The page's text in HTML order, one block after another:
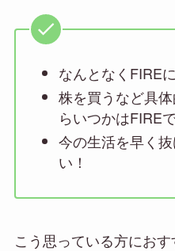
なんとなくFIRE
株を買うなど具
らいつかはFIRE
今の生活を早く
い！
こう思っている方におす